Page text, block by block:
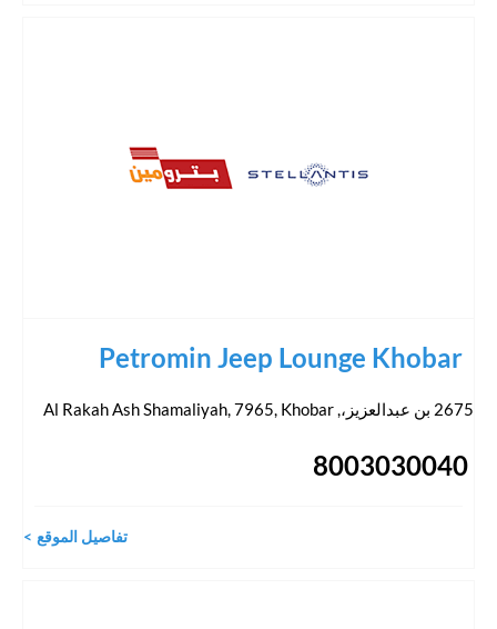
Petromin Jeep Lounge Khobar
2675 بن عبدالعزيز،, Al Rakah Ash Shamaliyah, 7965 , Khobar
8003030040
تفاصيل الموقع